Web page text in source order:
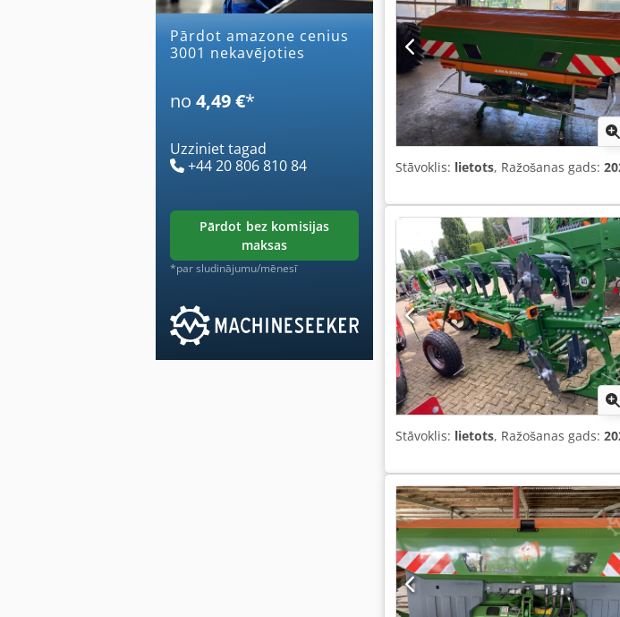
Pārdot amazone cenius
3001 nekavējoties
no 4,49 €*
Uzziniet tagad
+44 20 806 810 84
pārdot bez komisijas
maksas
*par sludinājumu/mēnesī
Stāvoklis: lietots, Ražošanas gads:
Stāvoklis: lietots, Ražošanas gads: